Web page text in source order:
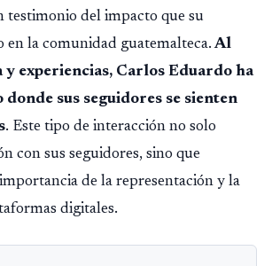
testimonio del impacto que su
en la comunidad guatemalteca.Al
experiencias, Carlos Eduardo ha
donde sus seguidores se sienten
. Este tipo de interacción no solo
con sus seguidores, sino que
de la representación y la
digitales.